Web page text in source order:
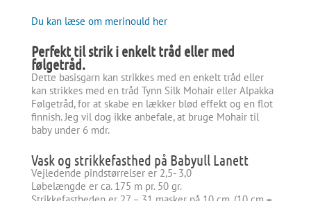
Du kan læse om merinould her
Perfekt til strik i enkelt tråd eller med
følgetråd.
Dette basisgarn kan strikkes med en enkelt tråd eller
kan strikkes med en tråd Tynn Silk Mohair eller Alpakka
Følgetråd, for at skabe en lækker blød effekt og en flot
finnish. Jeg vil dog ikke anbefale, at bruge Mohair til
baby under 6 mdr.
Vask og strikkefasthed på Babyull Lanett
Vejledende pindstørrelser er 2,5- 3,0
Løbelængde er ca. 175 m pr. 50 gr.